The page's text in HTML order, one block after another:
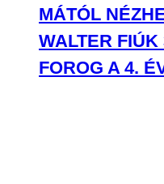
MÁTÓL
WALTER
FOROG A 4.